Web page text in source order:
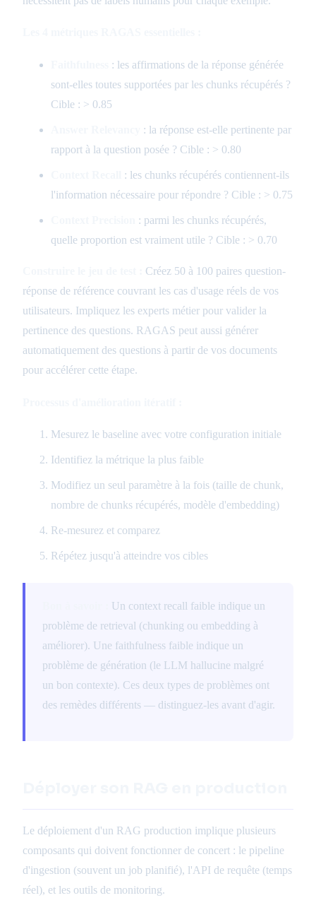
: les affirmations de la réponse générée
sont-elles toutes supportées par les chunks récupérés ?
Cible : > 0.85
: la réponse est-elle pertinente par
rapport à la question posée ? Cible : > 0.80
: les chunks récupérés contiennent-ils
l'information nécessaire pour répondre ? Cible : > 0.75
: parmi les chunks récupérés,
quelle proportion est vraiment utile ? Cible : > 0.70
Créez 50 à 100 paires question-
réponse de référence couvrant les cas d'usage réels de vos
utilisateurs. Impliquez les experts métier pour valider la
pertinence des questions. RAGAS peut aussi générer
automatiquement des questions à partir de vos documents
pour accélérer cette étape.
Mesurez le baseline avec votre configuration initiale
Identifiez la métrique la plus faible
Modifiez un seul paramètre à la fois (taille de chunk,
nombre de chunks récupérés, modèle d'embedding)
Re-mesurez et comparez
Répétez jusqu'à atteindre vos cibles
Un context recall faible indique un
problème de retrieval (chunking ou embedding à
améliorer). Une faithfulness faible indique un
problème de génération (le LLM hallucine malgré
un bon contexte). Ces deux types de problèmes ont
des remèdes différents — distinguez-les avant d'agir.
Le déploiement d'un RAG production implique plusieurs
composants qui doivent fonctionner de concert : le pipeline
d'ingestion (souvent un job planifié), l'API de requête (temps
réel), et les outils de monitoring.